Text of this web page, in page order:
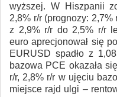
wyższej. W Hiszpanii
2,8% r/r (prognozy:
z 2,9% r/r do 2,5% r/r
euro aprecjonował się
EURUSD spadło z
bazowa PCE okazała
r/r, 2,8% r/r w ujęciu
miejsce rajd ulgi –